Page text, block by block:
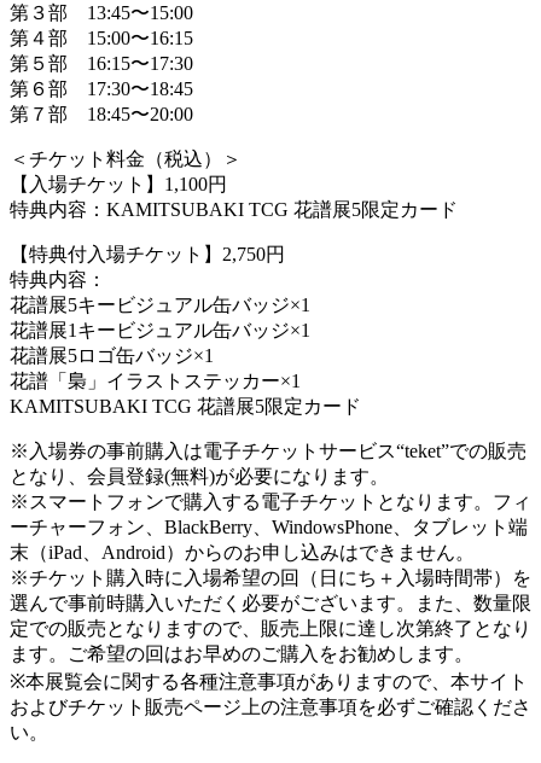
第３部 13:45〜15:00
第４部 15:00〜16:15
第５部 16:15〜17:30
第６部 17:30〜18:45
第７部 18:45〜20:00
＜チケット料金（税込）＞
【入場チケット】1,100円
特典内容：KAMITSUBAKI TCG 花譜展5限定カード
【特典付入場チケット】2,750円
特典内容：
花譜展5キービジュアル缶バッジ×1
花譜展1キービジュアル缶バッジ×1
花譜展5ロゴ缶バッジ×1
花譜「梟」イラストステッカー×1
KAMITSUBAKI TCG 花譜展5限定カード
※入場券の事前購入は電子チケットサービス“teket”での販売
となり、会員登録(無料)が必要になります。
※スマートフォンで購入する電子チケットとなります。フィ
ーチャーフォン、BlackBerry、WindowsPhone、タブレット端
末（iPad、Android）からのお申し込みはできません。
※チケット購入時に入場希望の回（日にち＋入場時間帯）を
選んで事前時購入いただく必要がございます。また、数量限
定での販売となりますので、販売上限に達し次第終了となり
ます。ご希望の回はお早めのご購入をお勧めします。
※本展覧会に関する各種注意事項がありますので、本サイト
およびチケット販売ページ上の注意事項を必ずご確認くださ
い。